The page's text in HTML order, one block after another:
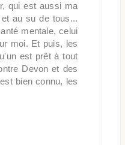
qui est aussi ma
au su de tous...
mentale, celui
moi. Et puis, les
est prêt à tout
Devon et des
bien connu, les